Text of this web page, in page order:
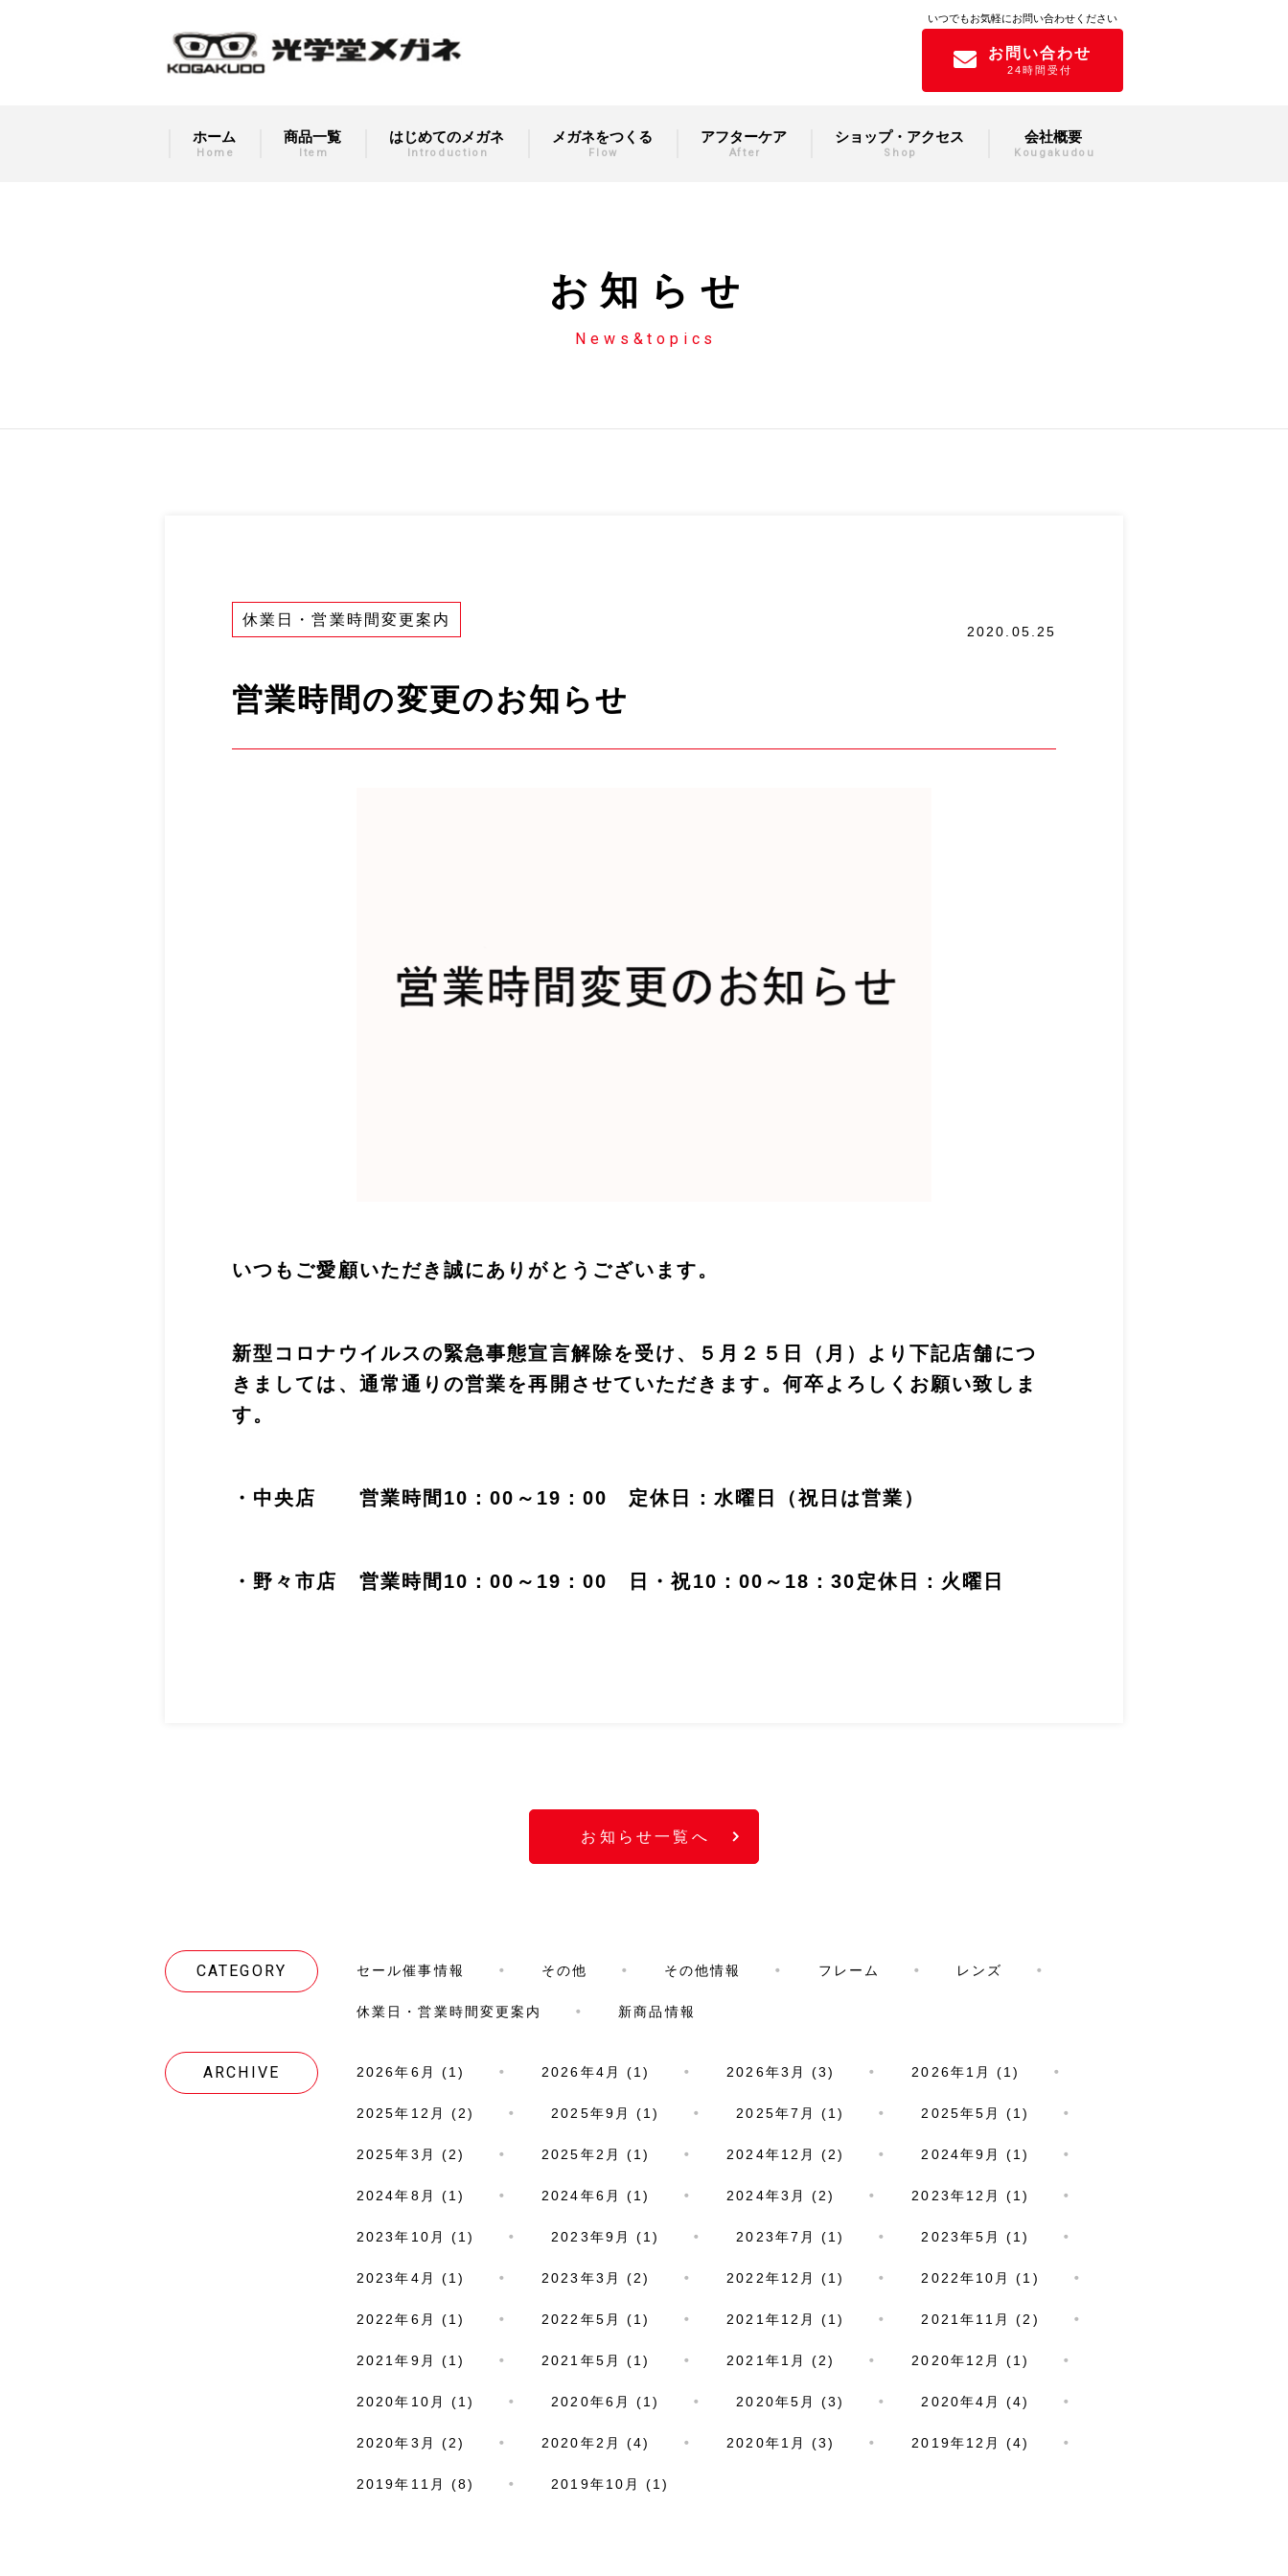
いつでもお気軽にお問い合わせください
お問い合わせ
24時間受付
ホーム
Home
商品一覧
Item
はじめてのメガネ
Introduction
メガネをつくる
Flow
アフターケア
After
ショップ・アクセス
Shop
会社概要
Kougakudou
お知らせ
News&topics
休業日・営業時間変更案内
2020.05.25
営業時間の変更のお知らせ
いつもご愛顧いただき誠にありがとうございます。
新型コロナウイルスの緊急事態宣言解除を受け、５月２５日（月）より下記店舗につ
きましては、通常通りの営業を再開させていただきます。何卒よろしくお願い致しま
す。
・中央店 営業時間10：00～19：00 定休日：水曜日（祝日は営業）
・野々市店 営業時間10：00～19：00 日・祝10：00～18：30定休日：火曜日
お知らせ一覧へ
CATEGORY セール催事情報 その他 その他情報 フレーム レンズ
休業日・営業時間変更案内 新商品情報
ARCHIVE 2026年6月 (1) 2026年4月 (1) 2026年3月 (3) 2026年1月 (1)
2025年12月 (2) 2025年9月 (1) 2025年7月 (1) 2025年5月 (1)
2025年3月 (2) 2025年2月 (1) 2024年12月 (2) 2024年9月 (1)
2024年8月 (1) 2024年6月 (1) 2024年3月 (2) 2023年12月 (1)
2023年10月 (1) 2023年9月 (1) 2023年7月 (1) 2023年5月 (1)
2023年4月 (1) 2023年3月 (2) 2022年12月 (1) 2022年10月 (1)
2022年6月 (1) 2022年5月 (1) 2021年12月 (1) 2021年11月 (2)
2021年9月 (1) 2021年5月 (1) 2021年1月 (2) 2020年12月 (1)
2020年10月 (1) 2020年6月 (1) 2020年5月 (3) 2020年4月 (4)
2020年3月 (2) 2020年2月 (4) 2020年1月 (3) 2019年12月 (4)
2019年11月 (8) 2019年10月 (1)